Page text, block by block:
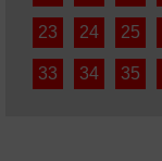
23 24 25
33 34 35